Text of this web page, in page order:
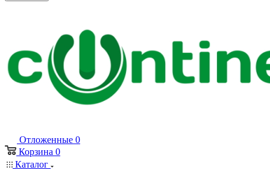
Отложенные 0
Корзина 0
Каталог